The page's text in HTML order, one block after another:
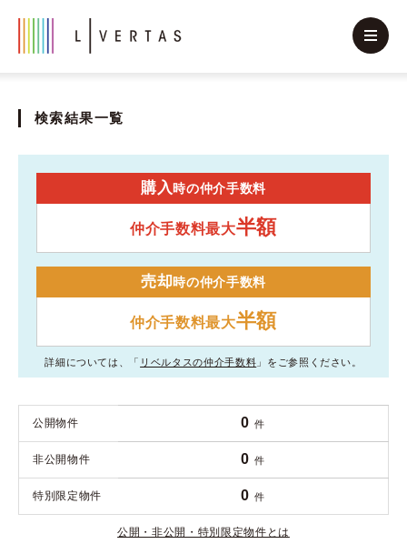
検索結果一覧
購入時の仲介手数料
仲介手数料最大半額
売却時の仲介手数料
仲介手数料最大半額
詳細については、「 リベルタスの仲介手数料 」をご参照ください。
公開物件 0 件
非公開物件 0 件
特別限定物件 0 件
公開・非公開・特別限定物件とは